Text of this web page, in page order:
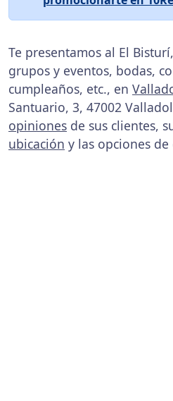
Te presentamos al El
grupos y eventos, bodas,
cumpleaños, etc., en
Santuario, 3, 47002
opiniones de sus clientes,
ubicación y las opciones de